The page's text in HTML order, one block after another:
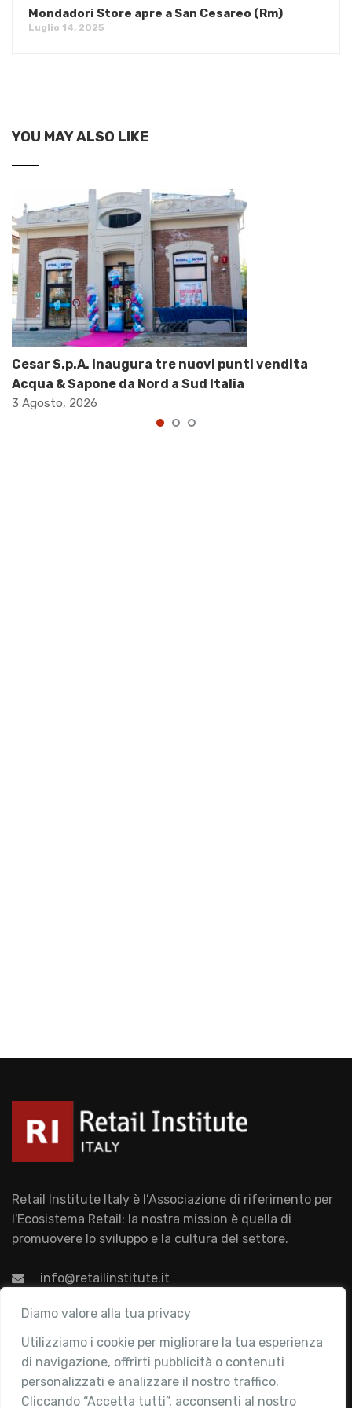
Diamo valore alla tua privacy
Utilizziamo i cookie per migliorare la tua esperienza
di navigazione, offrirti pubblicità o contenuti
personalizzati e analizzare il nostro traffico.
Cliccando “Accetta tutti”, acconsenti al nostro
Mondadori Store apre a San Cesareo (Rm)
Luglio 14, 2025
YOU MAY ALSO LIKE
Cesar S.p.A. inaugura tre nuovi punti vendita
Acqua & Sapone da Nord a Sud Italia
3 Agosto, 2026
Retail Institute Italy è l’Associazione di riferimento per
l'Ecosistema Retail: la nostra mission è quella di
promuovere lo sviluppo e la cultura del settore.
info@retailinstitute.it
Associazione
Chi siamo
Attività
Contatti